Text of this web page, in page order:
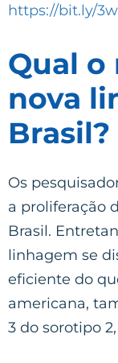
https://bit.ly/
Qual o
nova
Brasil?
Os
a proliferação
Brasil.
linhagem se
eficiente do
americana,
3 do sorotipo